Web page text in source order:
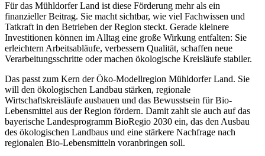
Für das Mühldorfer Land ist diese Förderung mehr als ein
finanzieller Beitrag. Sie macht sichtbar, wie viel Fachwissen und
Tatkraft in den Betrieben der Region steckt. Gerade kleinere
Investitionen können im Alltag eine große Wirkung entfalten: Sie
erleichtern Arbeitsabläufe, verbessern Qualität, schaffen neue
Verarbeitungsschritte oder machen ökologische Kreisläufe stabiler.
Das passt zum Kern der Öko-Modellregion Mühldorfer Land. Sie
will den ökologischen Landbau stärken, regionale
Wirtschaftskreisläufe ausbauen und das Bewusstsein für Bio-
Lebensmittel aus der Region fördern. Damit zahlt sie auch auf das
bayerische Landesprogramm BioRegio 2030 ein, das den Ausbau
des ökologischen Landbaus und eine stärkere Nachfrage nach
regionalen Bio-Lebensmitteln voranbringen soll.